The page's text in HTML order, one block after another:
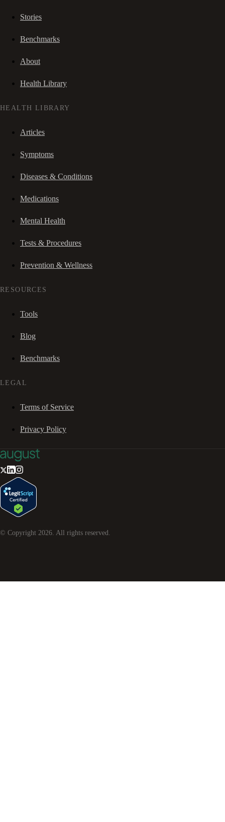
Stories
Benchmarks
About
Health Library
HEALTH LIBRARY
Articles
Symptoms
Diseases & Conditions
Medications
Mental Health
Tests & Procedures
Prevention & Wellness
RESOURCES
Tools
Blog
Benchmarks
LEGAL
Terms of Service
Privacy Policy
© Copyright 2026. All rights reserved.